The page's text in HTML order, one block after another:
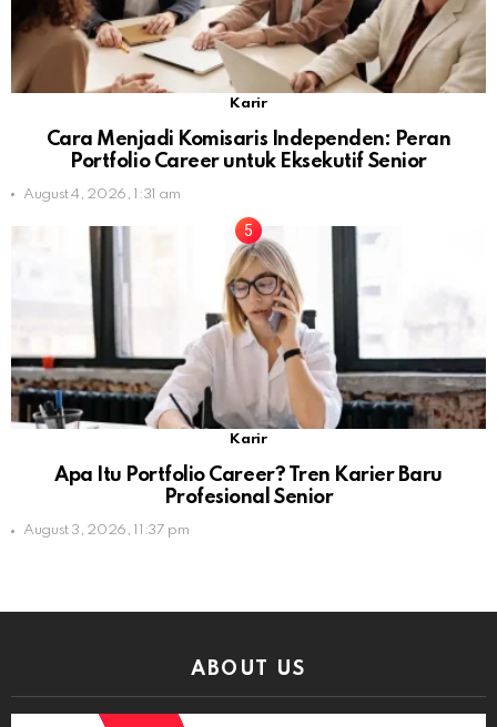
Karir
Cara Menjadi Komisaris Independen: Peran
Portfolio Career untuk Eksekutif Senior
August 4, 2026, 1:31 am
Karir
Apa Itu Portfolio Career? Tren Karier Baru
Profesional Senior
August 3, 2026, 11:37 pm
ABOUT US